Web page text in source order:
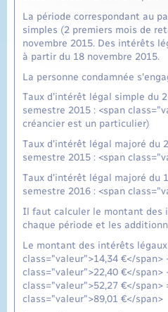
La période correspondant au
simples (2 premiers mois de
novembre 2015. Des intérêts
à partir du 18 novembre 2015.
La personne condamnée
Taux d'intérêt légal simple du
semestre 2015 : <span
créancier est un particulier)
Taux d'intérêt légal majoré du
semestre 2015 : <span
Taux d'intérêt légal majoré du
semestre 2016 : <span
Il faut calculer le montant des
chaque période et les
Le montant des intérêts légaux
class="valeur">14,34 €</span>
class="valeur">22,40 €</span>
class="valeur">52,27 €</span>
class="valeur">89,01 €</span>